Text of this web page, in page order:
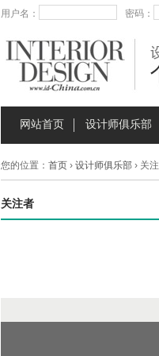
用户名： 密码：
网站首页 设计师俱乐部
您的位置： 首页› 设计师俱乐部› 关注
关注者